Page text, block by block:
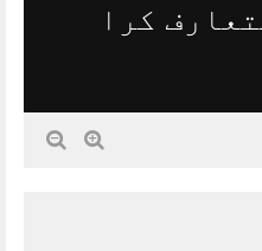
کرا